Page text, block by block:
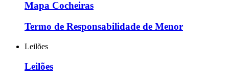
Mapa Cocheiras
Termo de Responsabilidade de Menor
Leilões
Leilões